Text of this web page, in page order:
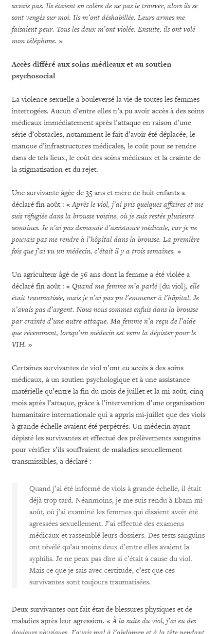
savais pas. Ils étaient en colère de ne pas le trouver, alors ils se
sont vengés sur moi. Ils m’ont déshabillée. Leurs armes me
faisaient peur. Tous les deux m’ont violée. Ensuite, ils ont volé
mon téléphone. »
Accès différé aux soins médicaux et au soutien
psychosocial
La violence sexuelle a bouleversé la vie de toutes les femmes
interrogées. Aucun d’entre elles n’a pu avoir accès à des soins
médicaux immédiatement après l’attaque en raison d’une
série d’obstacles, notamment le fait d’avoir été déplacée, le
manque d’infrastructures médicales, le coût pour se rendre
dans de tels lieux, le coût des soins médicaux et la crainte de
la stigmatisation et du rejet.
Une survivante âgée de 35 ans et mère de huit enfants a
déclaré fin août : «Après le viol, j’ai pris quelques affaires et me
suis réfugiée dans la brousse voisine, où je suis restée plusieurs
semaines. Je n’ai pas demandé d’assistance médicale, car je ne
pouvais pas me rendre à l’hôpital dans la brousse. La première
fois que j’ai vu un médecin, c’était il y a trois semaines. »
Un agriculteur âgé de 56 ans dont la femme a été violée a
déclaré fin août : « Quand ma femme m’a parlé [du viol], elle
était traumatisée, mais je n’ai pas pu l’emmener à l’hôpital. Je
n’avais pas d’argent. Nous nous sommes enfuis dans la brousse
par crainte d’une autre attaque. Ma femme n’a reçu de l’aide
que récemment, lorsqu’un médecin est venu la dépister pour le
VIH. »
Certaines survivantes de viol n’ont eu accès à des soins
médicaux, à un soutien psychologique et à une assistance
matérielle qu’entre la fin du mois de juillet et la mi-août, cinq
mois après l’attaque, grâce à l’intervention d’une organisation
humanitaire internationale qui a appris mi-juillet que des viols
à grande échelle avaient été perpétrés. Un médecin ayant
dépisté les survivantes et effectué des prélèvements sanguins
pour vérifier s’ils souffraient de maladies sexuellement
transmissibles, a déclaré :
Quand j’ai été informé de viols à grande échelle, il était
déjà trop tard. Néanmoins, je me suis rendu à Ebam mi-
août, où j’ai examiné les femmes qui disaient avoir été
agressées sexuellement. J’ai effectué des examens
médicaux et rassemblé leurs dossiers. Des tests sanguins
ont révélé qu’au moins deux d’entre elles avaient la
syphilis. Je ne peux pas dire si c’était à cause du viol.
Mais ce que je sais avec certitude, c’est que ces
survivantes sont toujours traumatisées.
Deux survivantes ont fait état de blessures physiques et de
maladies après leur agression. «À la suite du viol, j’ai eu des